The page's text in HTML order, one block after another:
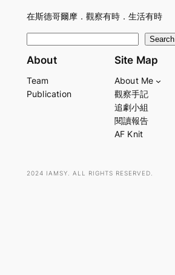
在斯德哥爾摩．觀察有時．生活有時
e
r
Search
About
Team
Publication
Site Map
About Me
觀察手記
追劇小組
閱讀報告
AF Knit
2024 IAMSY. ALL RIGHTS RESERVED.